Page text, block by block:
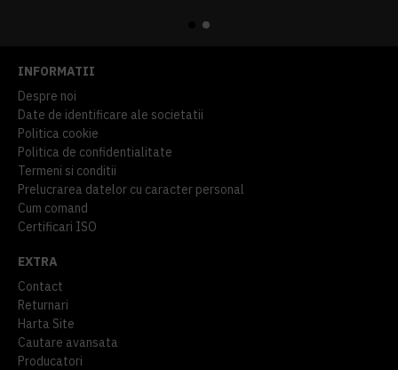
INFORMATII
Despre noi
Date de identificare ale societatii
Politica cookie
Politica de confidentialitate
Termeni si conditii
Prelucrarea datelor cu caracter personal
Cum comand
Certificari ISO
EXTRA
Contact
Returnari
Harta Site
Cautare avansata
Producatori